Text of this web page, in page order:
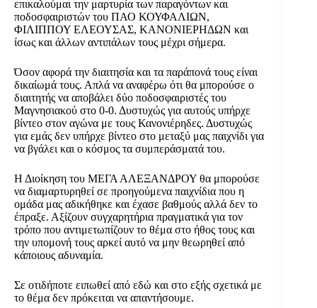
επικαλούμαι την μαρτυρία των παραγόντων και
ποδοσφαιριστών του ΠΑΟ ΚΟΥΦΑΛΙΩΝ,
ΦΙΛΙΠΠΟΥ ΕΛΕΟΥΣΑΣ, ΚΑΝΟΝΙΕΡΗΔΩΝ και
ίσως και άλλων αντιπάλων τους μέχρι σήμερα.
Όσον αφορά την διαιτησία και τα παράπονά τους είναι
δικαίωμά τους. Απλά να αναφέρω ότι θα μπορούσε ο
διαιτητής να αποβάλει δύο ποδοσφαιριστές του
Μαγνησιακού στο 0-0. Δυστυχώς για αυτούς υπήρχε
βίντεο στον αγώνα με τους Κανονιέρηδες. Δυστυχώς
για εμάς δεν υπήρχε βίντεο στο μεταξύ μας παιχνίδι για
να βγάλει και ο κόσμος τα συμπεράσματά του.
Η Διοίκηση του ΜΕΓΑ ΑΛΕΞΑΝΔΡΟΥ θα μπορούσε
να διαμαρτυρηθεί σε προηγούμενα παιχνίδια που η
ομάδα μας αδικήθηκε και έχασε βαθμούς αλλά δεν το
έπραξε. Αξίζουν συγχαρητήρια πραγματικά για τον
τρόπο που αντιμετωπίζουν το θέμα στο ήθος τους και
την υπομονή τους αρκεί αυτό να μην θεωρηθεί από
κάποιους αδυναμία.
Σε οτιδήποτε ειπωθεί από εδώ και στο εξής σχετικά με
το θέμα δεν πρόκειται να απαντήσουμε.